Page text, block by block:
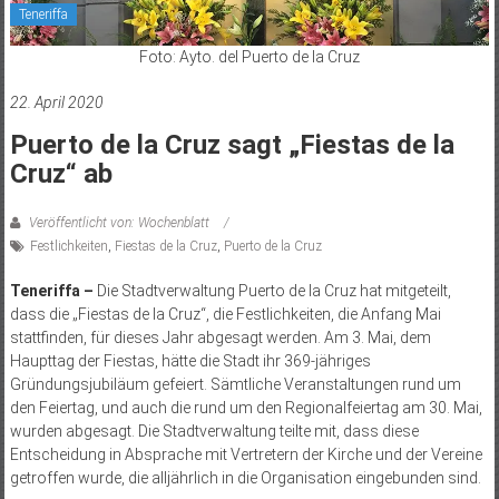
Teneriffa
Foto: Ayto. del Puerto de la Cruz
22. April 2020
Puerto de la Cruz sagt „Fiestas de la
Cruz“ ab
Veröffentlicht von: Wochenblatt
Festlichkeiten Fiestas de la Cruz, Puerto de la Cruz
Teneriffa – Die Stadtverwaltung Puerto de la Cruz hat mitgeteilt,
dass die „Fiestas de la Cruz“, die Festlichkeiten, die Anfang Mai
stattfinden, für dieses Jahr abgesagt werden. Am 3. Mai, dem
Haupttag der Fiestas, hätte die Stadt ihr 369-jähriges
Gründungsjubiläum gefeiert. Sämtliche Veranstaltungen rund um
den Feiertag, und auch die rund um den Regionalfeiertag am 30. Mai,
wurden abgesagt. Die Stadtverwaltung teilte mit, dass diese
Entscheidung in Absprache mit Vertretern der Kirche und der Vereine
getroffen wurde, die alljährlich in die Organisation eingebunden sind.